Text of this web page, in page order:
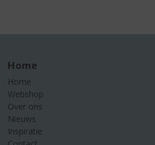
Home
Home
Webshop
Over ons
Nieuws
Inspiratie